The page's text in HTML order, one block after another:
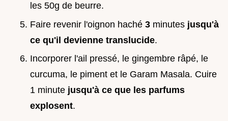
les 50g de beurre.
Faire revenir l'oignon haché 3 minutes jusqu'à
ce qu'il devienne translucide.
Incorporer l'ail pressé, le gingembre râpé, le
curcuma, le piment et le Garam Masala. Cuire
1 minute jusqu'à ce que les parfums
explosent.